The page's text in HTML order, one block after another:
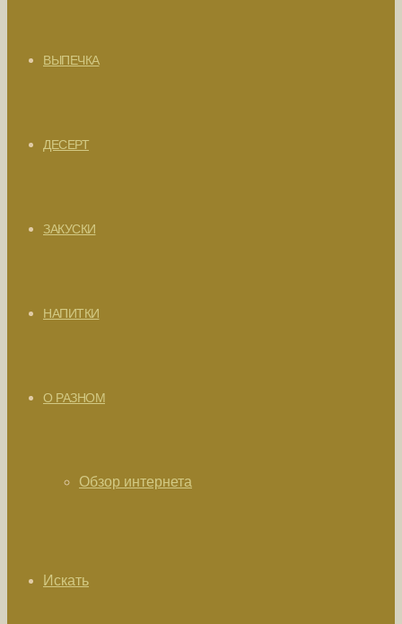
ВЫПЕЧКА
ДЕСЕРТ
ЗАКУСКИ
НАПИТКИ
О РАЗНОМ
Обзор интернета
Искать